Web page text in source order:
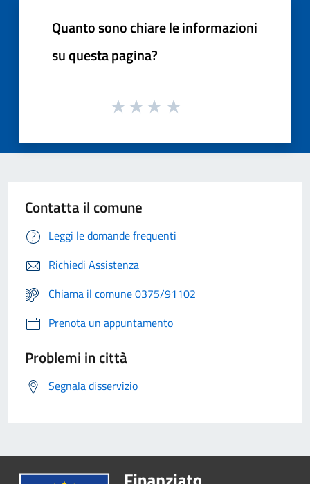
Quanto sono chiare le informazioni
su questa pagina?
Contatta il comune
Leggi le domande frequenti
Richiedi Assistenza
Chiama il comune 0375/91102
Prenota un appuntamento
Problemi in città
Segnala disservizio